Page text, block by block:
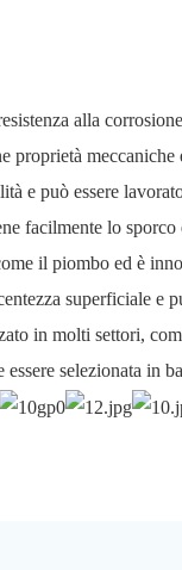
alla
e può essere
facilmente lo sporco
il piombo ed è
superficiale e
in molti settori,
selezionata in